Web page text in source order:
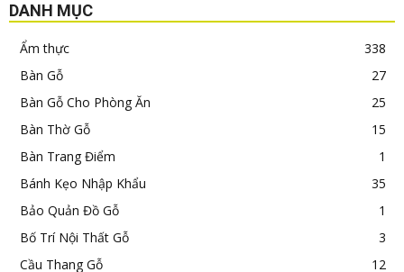
DANH MỤC
Ẩm thực
338
Bàn Gỗ
27
Bàn Gỗ Cho Phòng Ăn
25
Bàn Thờ Gỗ
15
Bàn Trang Điểm
1
Bánh Kẹo Nhập Khẩu
35
Bảo Quản Đồ Gỗ
1
Bố Trí Nội Thất Gỗ
3
Cầu Thang Gỗ
12